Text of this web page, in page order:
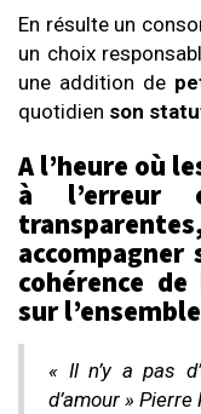
En résulte un
un choix
une addition de
quotidien son
A l’heure où
à l’erreur
cohérence
sur
« Il n’y a pas
d’amour » Pierre